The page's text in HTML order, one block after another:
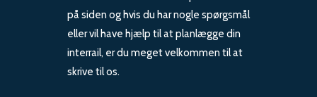
på siden og hvis du har nogle spørgsmål
eller vil have hjælp til at planlægge din
interrail, er du meget velkommen til at
skrive til os.